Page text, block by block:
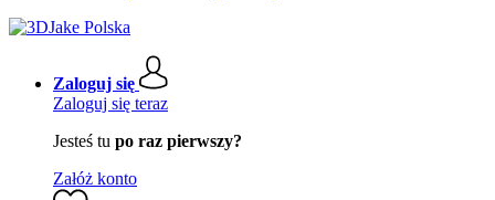
Zaloguj się
Zaloguj się teraz
Jesteś tu po raz pierwszy?
Załóż konto